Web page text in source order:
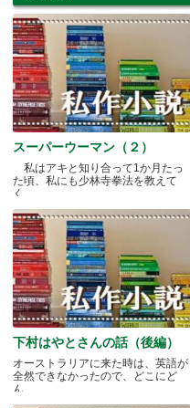
スーパーウーマン（２）
私はアキと知り合って1か月たっ
た頃、私にも少林寺拳法を教えて
く.....
下村はやとさんの話（後編）
オーストラリアに来た時は、英語が
全然できなかったので、どこにど
ん.....